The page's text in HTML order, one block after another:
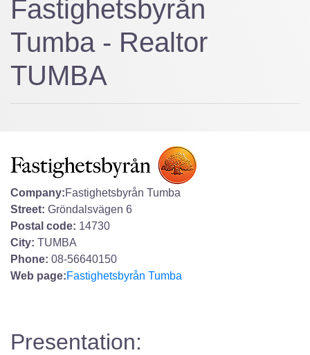
Fastighetsbyrån
Tumba - Realtor
TUMBA
Company:Fastighetsbyrån Tumba
Street: Gröndalsvägen 6
Postal code: 14730
City: TUMBA
Phone: 08-56640150
Web page:Fastighetsbyrån Tumba
Presentation: